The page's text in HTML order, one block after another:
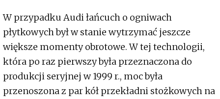
W przypadku Audi łańcuch o ogniwach
płytkowych był w stanie wytrzymać jeszcze
większe momenty obrotowe. W tej technologii,
która po raz pierwszy była przeznaczona do
produkcji seryjnej w 1999 r., moc była
przenoszona z par kół przekładni stożkowych na